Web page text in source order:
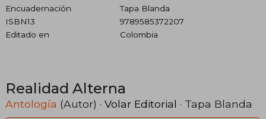
Encuadernación
Tapa Blanda
ISBN13
9789585372207
Editado en
Colombia
Realidad Alterna
Antología (Autor) · Volar Editorial · Tapa Blanda